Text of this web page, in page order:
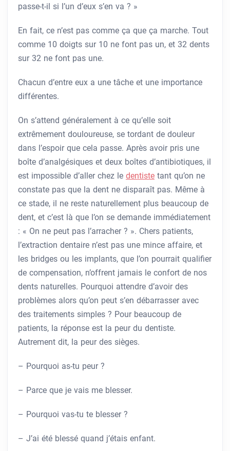
passe-t-il si l’un d’eux s’en va ? »
En fait, ce n’est pas comme ça que ça marche. Tout
comme 10 doigts sur 10 ne font pas un, et 32 ​​dents
sur 32 ne font pas une.
Chacun d’entre eux a une tâche et une importance
différentes.
On s’attend généralement à ce qu’elle soit
extrêmement douloureuse, se tordant de douleur
dans l’espoir que cela passe. Après avoir pris une
boîte d’analgésiques et deux boîtes d’antibiotiques, il
est impossible d’aller chez le dentiste tant qu’on ne
constate pas que la dent ne disparaît pas. Même à
ce stade, il ne reste naturellement plus beaucoup de
dent, et c’est là que l’on se demande immédiatement
: « On ne peut pas l’arracher ? ». Chers patients,
l’extraction dentaire n’est pas une mince affaire, et
les bridges ou les implants, que l’on pourrait qualifier
de compensation, n’offrent jamais le confort de nos
dents naturelles. Pourquoi attendre d’avoir des
problèmes alors qu’on peut s’en débarrasser avec
des traitements simples ? Pour beaucoup de
patients, la réponse est la peur du dentiste.
Autrement dit, la peur des sièges.
– Pourquoi as-tu peur ?
– Parce que je vais me blesser.
– Pourquoi vas-tu te blesser ?
– J’ai été blessé quand j’étais enfant.